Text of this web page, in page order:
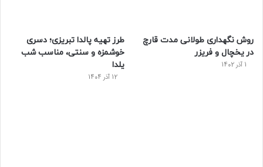
ت
روش نگهداری طولانی مدت قارچ
در یخچال و فریزر
1 آذر 1402
طرز تهیه پالدا تبریزی؛ دسری
خوشمزه و سنتی، مناسب شب
یلدا
12 آذر 1404